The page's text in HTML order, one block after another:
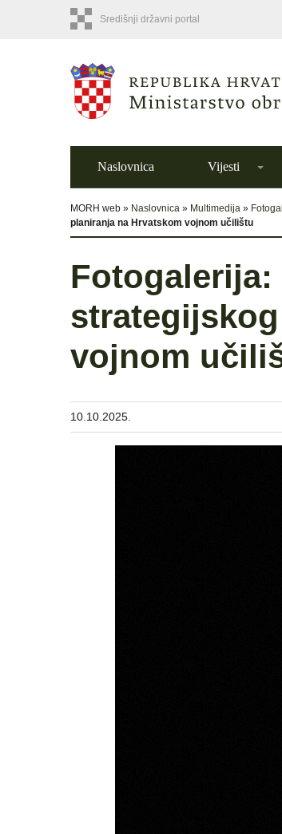
Središnji državni portal
Naslovnica Vijesti
MORH web » Naslovnica » Multimedija »
planiranja na Hrvatskom vojnom učilištu
Fotogalerija:
vojnom
10.10.2025.